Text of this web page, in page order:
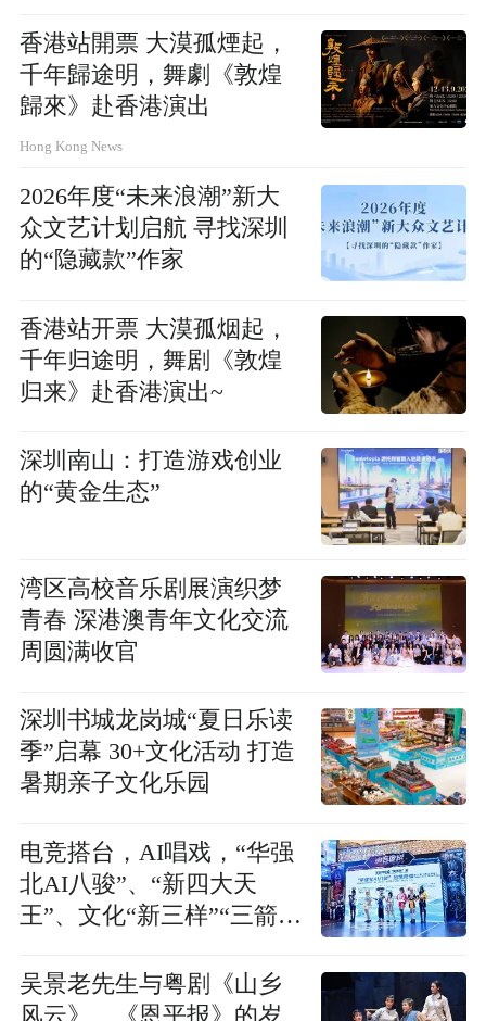
香港站開票 大漠孤煙起，
千年歸途明，舞劇《敦煌
歸來》赴香港演出
Hong Kong News
2026年度“未来浪潮”新大
众文艺计划启航 寻找深圳
的“隐藏款”作家
香港站开票 大漠孤烟起，
千年归途明，舞剧《敦煌
归来》赴香港演出~
深圳南山：打造游戏创业
的“黄金生态”
湾区高校音乐剧展演织梦
青春 深港澳青年文化交流
周圆满收官
深圳书城龙岗城“夏日乐读
季”启幕 30+文化活动 打造
暑期亲子文化乐园
电竞搭台，AI唱戏，“华强
北AI八骏”、“新四大天
王”、文化“新三样”“三箭齐
吴景老先生与粤剧《山乡